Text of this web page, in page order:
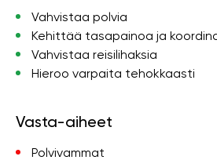
Vahvistaa polvia
Kehittää tasapainoa ja
Vahvistaa reisilihaksia
Hieroo varpaita tehokkaasti
Vasta-aiheet
Polvivammat